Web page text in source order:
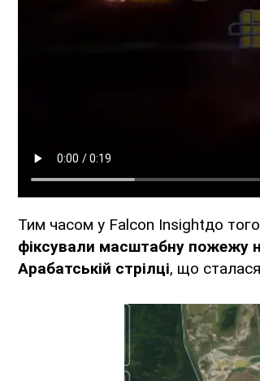
Тим часом у Falcon Insightдо
фіксували масштабну пожежу
Арабатській стрілці, що